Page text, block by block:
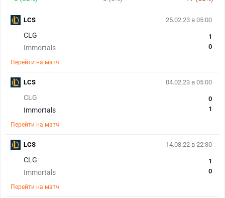
25.02.23 в 05:00
CLG
Immortals
1
0
Перейти на матч
LCS
04.02.23 в 05:00
CLG
Immortals
0
1
Перейти на матч
LCS
14.08.22 в 22:30
CLG
Immortals
1
0
Перейти на матч
LCS